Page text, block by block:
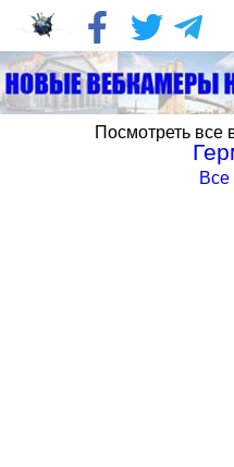
Посмотреть все
Все